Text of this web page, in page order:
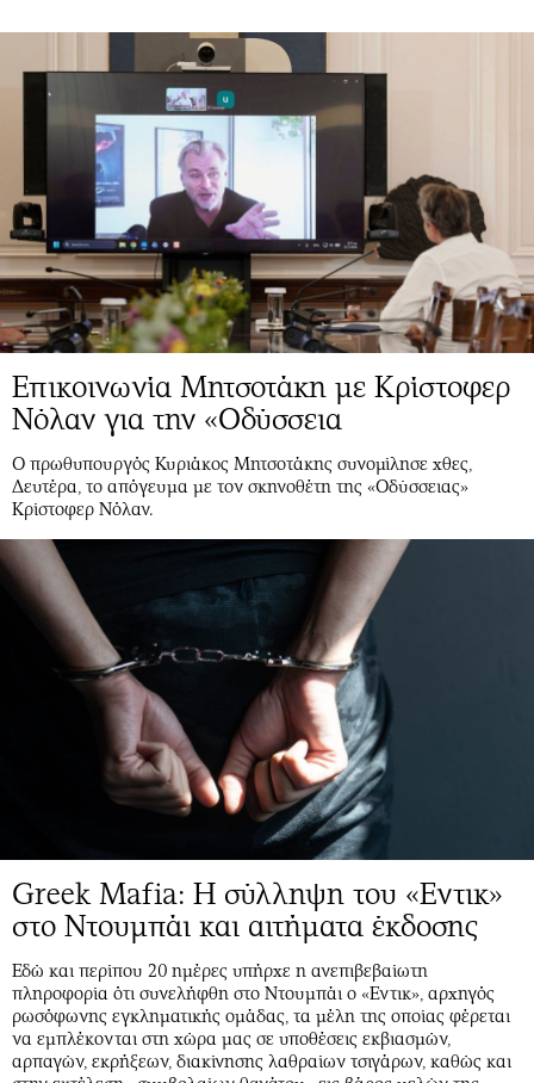
Επικοινωνία Μητσοτάκη με Κρίστοφερ
Νόλαν για την «Οδύσσεια
Ο πρωθυπουργός Κυριάκος Μητσοτάκης συνομίλησε χθες,
Δευτέρα, το απόγευμα με τον σκηνοθέτη της «Οδύσσειας»
Κρίστοφερ Νόλαν.
Greek Mafia: H σύλληψη του «Εντικ»
στο Ντουμπάι και αιτήματα έκδοσης
Εδώ και περίπου 20 ημέρες υπήρχε η ανεπιβεβαίωτη
πληροφορία ότι συνελήφθη στο Ντουμπάι ο «Εντικ», αρχηγός
ρωσόφωνης εγκληματικής ομάδας, τα μέλη της οποίας φέρεται
να εμπλέκονται στη χώρα μας σε υποθέσεις εκβιασμών,
αρπαγών, εκρήξεων, διακίνησης λαθραίων τσιγάρων, καθώς και